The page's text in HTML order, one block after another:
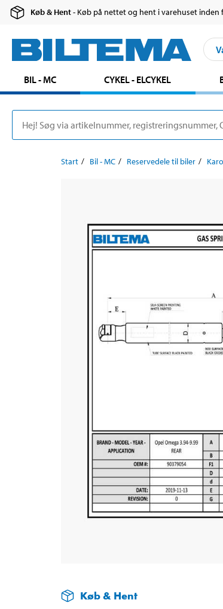
Køb & Hent- Køb på nettet og hent i varehuset inden
BIL - MC CYKEL - ELCYKEL
Start Bil - MC Reservedele til biler
Køb & Hent